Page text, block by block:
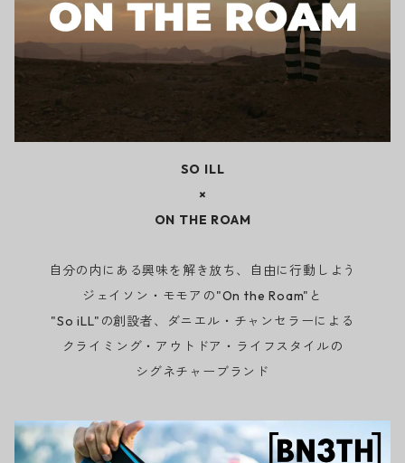
SO ILL
×
ON THE ROAM
自分の内にある興味を解き放ち、自由に行動しよう
ジェイソン・モモアの"On the Roam"と
"So iLL"の創設者、ダニエル・チャンセラーによる
クライミング・アウトドア・ライフスタイルの
シグネチャーブランド